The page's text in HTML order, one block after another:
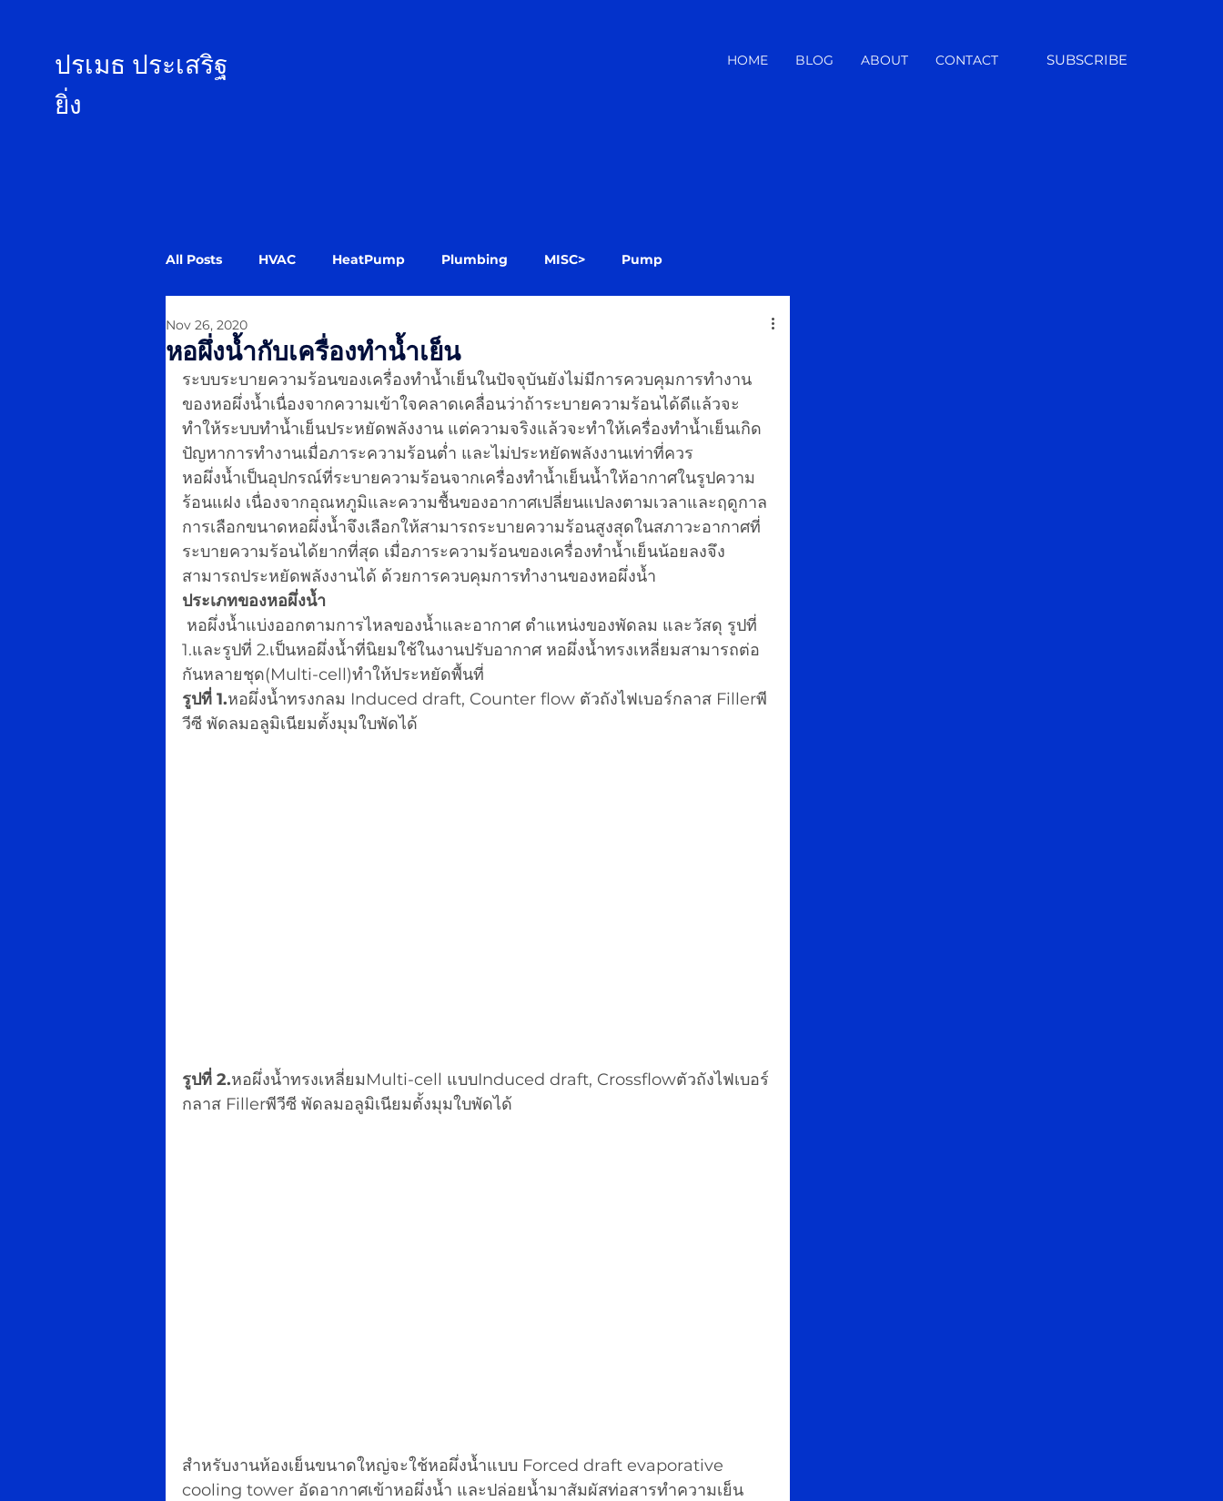
ปรเมธ ประเสริฐ
ยิ่ง
HOME BLOG ABOUT CONTACT SUBSCRIBE
All Posts HVAC HeatPump Plumbing MISC> Pump
หอผึ่งน้ำกับเครื่องทำน้ำเย็น
Nov 26, 2020
ระบบระบายความร้อนของเครื่องทำน้ำเย็นในปัจจุบันยังไม่มีการควบคุมการทำงาน
ของหอผึ่งน้ำเนื่องจากความเข้าใจคลาดเคลื่อนว่าถ้าระบายความร้อนได้ดีแล้วจะ
ทำให้ระบบทำน้ำเย็นประหยัดพลังงาน แต่ความจริงแล้วจะทำให้เครื่องทำน้ำเย็นเกิด
ปัญหาการทำงานเมื่อภาระความร้อนต่ำ และไม่ประหยัดพลังงานเท่าที่ควร
หอผึ่งน้ำเป็นอุปกรณ์ที่ระบายความร้อนจากเครื่องทำน้ำเย็นน้ำให้อากาศในรูปความ
ร้อนแฝง เนื่องจากอุณหภูมิและความชื้นของอากาศเปลี่ยนแปลงตามเวลาและฤดูกาล
การเลือกขนาดหอผึ่งน้ำจึงเลือกให้สามารถระบายความร้อนสูงสุดในสภาวะอากาศที่
ระบายความร้อนได้ยากที่สุด เมื่อภาระความร้อนของเครื่องทำน้ำเย็นน้อยลงจึง
สามารถประหยัดพลังงานได้ ด้วยการควบคุมการทำงานของหอผึ่งน้ำ
ประเภทของหอผึ่งน้ำ
1.และรูปที่ 2.เป็นหอผึ่งน้ำที่นิยมใช้ในงานปรับอากาศ หอผึ่งน้ำทรงเหลี่ยมสามารถต่อ
กันหลายชุด(Multi-cell)ทำให้ประหยัดพื้นที่
รูปที่ 1.หอผึ่งน้ำทรงกลม Induced draft, Counter flow ตัวถังไฟเบอร์กลาส Fillerพี
วีซี พัดลมอลูมิเนียมตั้งมุมใบพัดได้
รูปที่ 2.หอผึ่งน้ำทรงเหลี่ยมMulti-cell แบบInduced draft, Crossflowตัวถังไฟเบอร์
กลาส Fillerพีวีซี พัดลมอลูมิเนียมตั้งมุมใบพัดได้
สำหรับงานห้องเย็นขนาดใหญ่จะใช้หอผึ่งน้ำแบบ Forced draft evaporative
cooling tower อัดอากาศเข้าหอผึ่งน้ำ และปล่อยน้ำมาสัมผัสท่อสารทำความเย็น